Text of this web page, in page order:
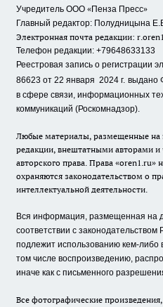
Учредитель ООО «Пенза Пресс»
Главный редактор: Полудницына
Электронная почта редакции:
Телефон редакции: +79648633133
Реестровая запись о
86623 от 22 января 2024 г. выдано
в сфере связи, информационных
коммуникаций (Роскомнадзор).
Любые материалы, размещенные на
редакции, внештатными авторами и
авторского права. Права «oren1.ru»
охраняются законодательством о
интеллектуальной деятельности.
Вся информация, размещенная на
соответствии с
подлежит использованию кем-
том числе воспроизведению,
иначе как с письменного
Все фотографические